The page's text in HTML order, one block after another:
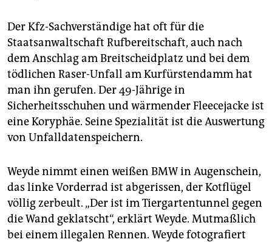
Der Kfz-Sachverständige hat oft für die
Staatsanwaltschaft Rufbereitschaft, auch nach
dem Anschlag am Breitscheidplatz und bei dem
tödlichen Raser-Unfall am Kurfürstendamm hat
man ihn gerufen. Der 49-Jährige in
Sicherheitsschuhen und wärmender Fleecejacke ist
eine Koryphäe. Seine Spezialität ist die Auswertung
von Unfalldatenspeichern.
Weyde nimmt einen weißen BMW in Augenschein,
das linke Vorderrad ist abgerissen, der Kotflügel
völlig zerbeult. „Der ist im Tiergartentunnel gegen
die Wand geklatscht“, erklärt Weyde. Mutmaßlich
bei einem illegalen Rennen. Weyde fotografiert